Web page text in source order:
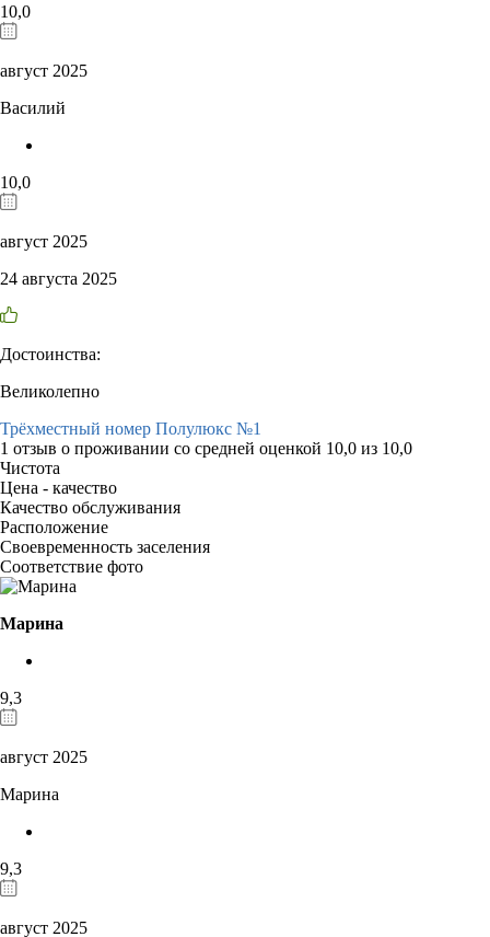
10,0
август 2025
Василий
10,0
август 2025
24 августа 2025
Достоинства:
Великолепно
Трёхместный номер Полулюкс №1
1 отзыв о проживании со средней оценкой 10,0 из 10,0
Чистота
Цена - качество
Качество обслуживания
Расположение
Своевременность заселения
Соответствие фото
Марина
9,3
август 2025
Марина
9,3
август 2025